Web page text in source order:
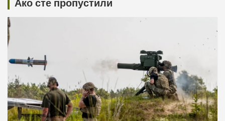
Ако сте пропустили